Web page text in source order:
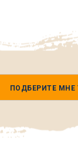
ПОДБЕРИТЕ МНЕ